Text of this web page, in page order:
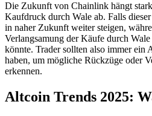
Die Zukunft von Chainlink hängt
Kaufdruck durch Wale ab. Falls
in naher Zukunft weiter steigen,
Verlangsamung der Käufe durch
könnte. Trader sollten also immer ein
haben, um mögliche Rückzüge oder
erkennen.
Altcoin Trends 2025: